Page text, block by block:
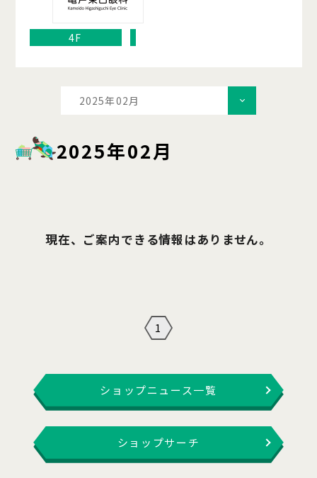
4F
2025年02月
2025年02月
現在、ご案内できる情報はありません。
1
ショップニュース一覧
ショップサーチ